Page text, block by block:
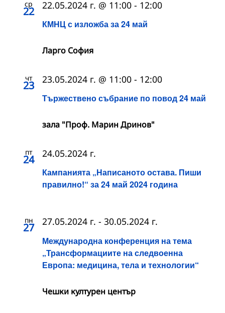
ср
22
КМНЦ с изложба за 24 май
22.05.2024 г. @ 11:00 - 12:00
Ларго София
чт
23
Тържествено събрание по повод 24 май
23.05.2024 г. @ 11:00 - 12:00
зала "Проф. Марин Дринов"
пт
24
Кампанията „Написаното остава. Пиши
правилно!“ за 24 май 2024 година
24.05.2024 г.
пн
27
Международна конференция на тема
„Трансформациите на следвоенна
Европа: медицина, тела и технологии“
27.05.2024 г. - 30.05.2024 г.
Чешки културен център